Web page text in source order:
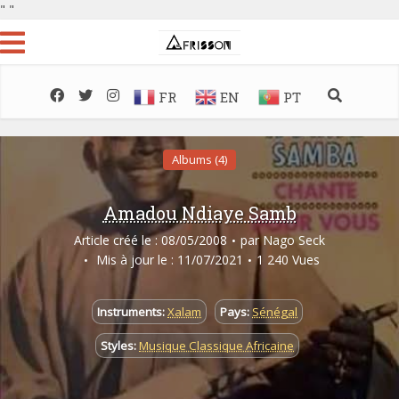
" "
FR EN PT
Albums (4)
Amadou Ndiaye Samb
Article créé le : 08/05/2008 par Nago Seck
Mis à jour le : 11/07/2021
1 240 Vues
Instruments:Xalam Pays: Sénégal
Styles:Musique Classique Africaine